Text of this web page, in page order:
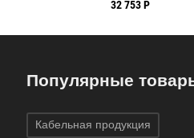
32 753 Р
Популярные
Кабельная продукция